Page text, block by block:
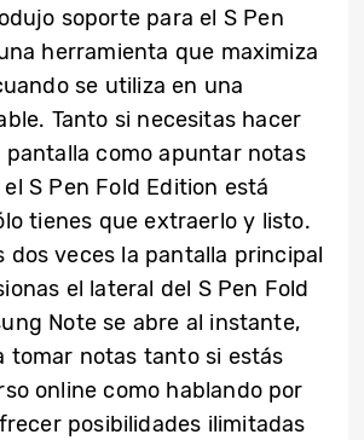
soporte para el S Pen
herramienta que maximiza
se utiliza en una
Tanto si necesitas hacer
pantalla como apuntar notas
S Pen Fold Edition está
tienes que extraerlo y listo.
dos veces la pantalla principal
el lateral del S Pen Fold
Note se abre al instante,
tomar notas tanto si estás
online como hablando por
posibilidades ilimitadas